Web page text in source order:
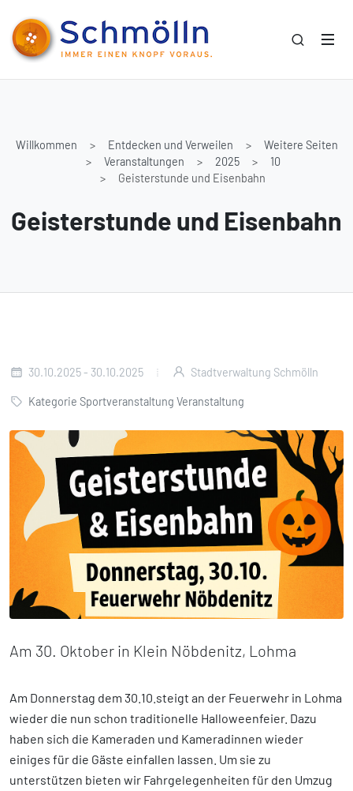
Willkommen Entdecken und Verweilen
Weitere Seiten
Veranstaltungen
2025
10
Geisterstunde und Eisenbahn
Geisterstunde und Eisenbahn
30.10.2025 - 30.10.2025 Stadtverwaltung Schmölln
Kategorie Sportveranstaltung Veranstaltung
Am 30. Oktober in Klein Nöbdenitz, Lohma
Am Donnerstag dem 30.10.steigt an der Feuerwehr in Lohma
wieder die nun schon traditionelle Halloweenfeier. Dazu
haben sich die Kameraden und Kameradinnen wieder
einiges für die Gäste einfallen lassen. Um sie zu
unterstützen bieten wir Fahrgelegenheiten für den Umzug